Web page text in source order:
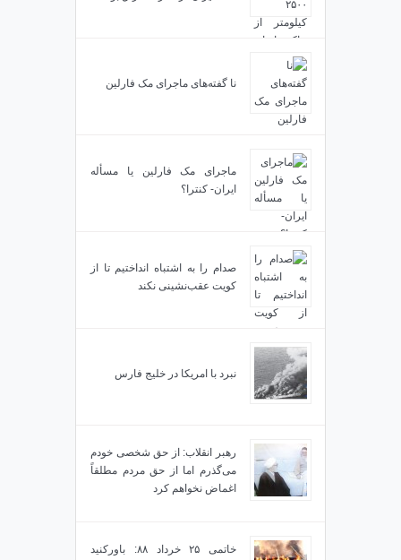
نا گفته‌های ماجرای مک فارلین
ماجرای مک فارلین یا مسأله
ایران- کنترا؟
صدام را به اشتباه انداختیم تا از
کویت عقب‌نشینی نکند
نبرد با امریکا در خلیج فارس
رهبر انقلاب: از حق شخصی خودم
می‌گذرم اما از حق مردم مطلقاً
اغماض نخواهم کرد
خاتمی ۲۵ خرداد ۸۸: باورکنید